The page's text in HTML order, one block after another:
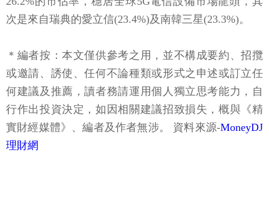
次是來自瑞典的愛立信(23.4%)及南韓三星(23.3%)。
＊編者按：本文僅供參考之用，並不構成要約、招攬
或邀請、誘使、任何不論種類或形式之申述或訂立任
何建議及推薦，讀者務請運用個人獨立思考能力，自
行作出投資決定，如因相關建議招致損失，概與《精
實財經媒體》、編者及作者無涉。 資料來源-MoneyDJ
理財網